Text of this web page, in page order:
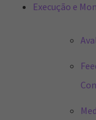
Execução e